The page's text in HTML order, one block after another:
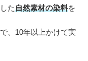
た自然素材の染料を
、10年以上かけて実